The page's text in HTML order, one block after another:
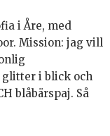
i Åre, med
Mission: jag vill
i blick och
blåbärspaj. Så